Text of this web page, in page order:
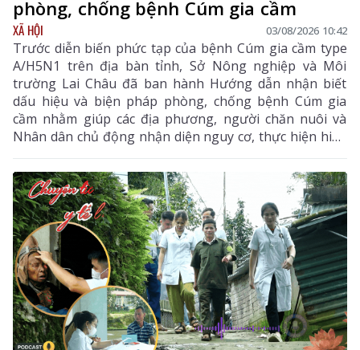
phòng, chống bệnh Cúm gia cầm
XÃ HỘI 03/08/2026 10:42
Trước diễn biến phức tạp của bệnh Cúm gia cầm type
A/H5N1 trên địa bàn tỉnh, Sở Nông nghiệp và Môi
trường Lai Châu đã ban hành Hướng dẫn nhận biết
dấu hiệu và biện pháp phòng, chống bệnh Cúm gia
cầm nhằm giúp các địa phương, người chăn nuôi và
Nhân dân chủ động nhận diện nguy cơ, thực hiện hiệu
quả các biện pháp phòng, chống dịch, hạn chế lây lan,
bảo vệ đàn gia cầm, sức khỏe cộng đồng và ổn định
sản xuất chăn nuôi. Hướng dẫn tập trung vào các nội
dung chính gồm: đặc điểm dịch tễ của bệnh, dấu hiệu
nhận biết, các biện pháp phòng bệnh, tiêm phòng vắc
xin, giám sát, xử lý ổ dịch và trách nhiệm của chính
quyền, người chăn nuôi, người tiêu dùng trong công
tác phòng, chống dịch.